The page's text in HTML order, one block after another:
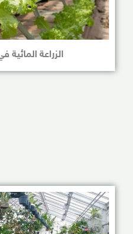
الزراعة